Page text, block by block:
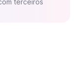
terceiros